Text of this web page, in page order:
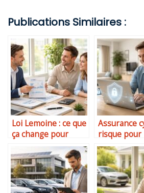
Publications Similaires :
Loi Lemoine : ce que
ça change pour
votre assurance
crédit
Assurance
risque pour
particuliers